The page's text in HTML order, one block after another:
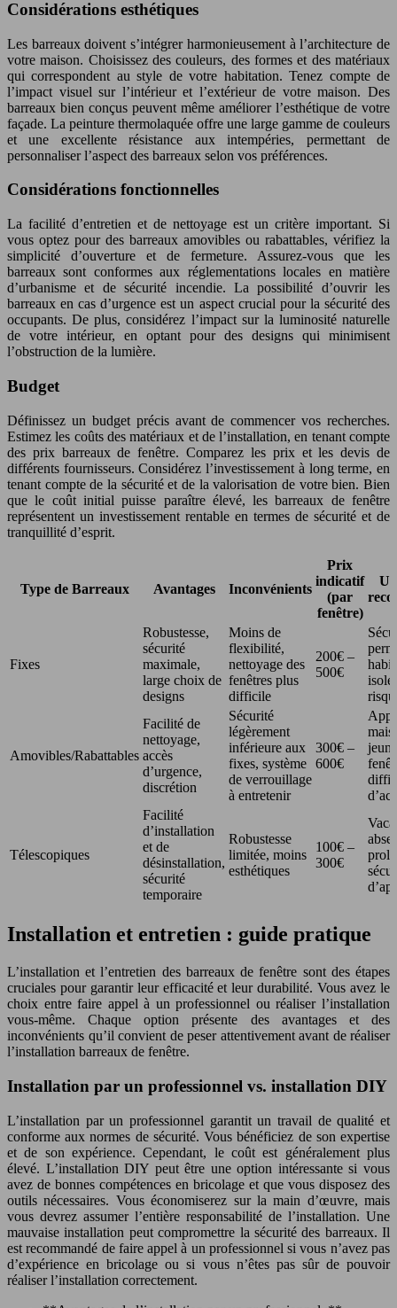
Considérations esthétiques
Les barreaux doivent s’intégrer harmonieusement à l’architecture de
votre maison. Choisissez des couleurs, des formes et des matériaux
qui correspondent au style de votre habitation. Tenez compte de
l’impact visuel sur l’intérieur et l’extérieur de votre maison. Des
barreaux bien conçus peuvent même améliorer l’esthétique de votre
façade. La peinture thermolaquée offre une large gamme de couleurs
et une excellente résistance aux intempéries, permettant de
personnaliser l’aspect des barreaux selon vos préférences.
Considérations fonctionnelles
La facilité d’entretien et de nettoyage est un critère important. Si
vous optez pour des barreaux amovibles ou rabattables, vérifiez la
simplicité d’ouverture et de fermeture. Assurez-vous que les
barreaux sont conformes aux réglementations locales en matière
d’urbanisme et de sécurité incendie. La possibilité d’ouvrir les
barreaux en cas d’urgence est un aspect crucial pour la sécurité des
occupants. De plus, considérez l’impact sur la luminosité naturelle
de votre intérieur, en optant pour des designs qui minimisent
l’obstruction de la lumière.
Budget
Définissez un budget précis avant de commencer vos recherches.
Estimez les coûts des matériaux et de l’installation, en tenant compte
des prix barreaux de fenêtre. Comparez les prix et les devis de
différents fournisseurs. Considérez l’investissement à long terme, en
tenant compte de la sécurité et de la valorisation de votre bien. Bien
que le coût initial puisse paraître élevé, les barreaux de fenêtre
représentent un investissement rentable en termes de sécurité et de
tranquillité d’esprit.
Type de Barreaux Avantages Inconvénients
Prix
indicatif
(par
fenêtre)
Fixes
Robustesse,
sécurité
maximale,
large choix de
designs
Moins de
flexibilité,
nettoyage des
fenêtres plus
difficile
200€ –
500€
Amovibles/Rabattables
Facilité de
nettoyage,
accès
d’urgence,
discrétion
Sécurité
légèrement
inférieure aux
fixes, système
de verrouillage
à entretenir
300€ –
600€
Télescopiques
Facilité
d’installation
et de
désinstallation,
sécurité
temporaire
Robustesse
limitée, moins
esthétiques
100€ –
300€
Installation et entretien : guide pratique
L’installation et l’entretien des barreaux de fenêtre sont des étapes
cruciales pour garantir leur efficacité et leur durabilité. Vous avez le
choix entre faire appel à un professionnel ou réaliser l’installation
vous-même. Chaque option présente des avantages et des
inconvénients qu’il convient de peser attentivement avant de réaliser
l’installation barreaux de fenêtre.
Installation par un professionnel vs. installation DIY
L’installation par un professionnel garantit un travail de qualité et
conforme aux normes de sécurité. Vous bénéficiez de son expertise
et de son expérience. Cependant, le coût est généralement plus
élevé. L’installation DIY peut être une option intéressante si vous
avez de bonnes compétences en bricolage et que vous disposez des
outils nécessaires. Vous économiserez sur la main d’œuvre, mais
vous devrez assumer l’entière responsabilité de l’installation. Une
mauvaise installation peut compromettre la sécurité des barreaux. Il
est recommandé de faire appel à un professionnel si vous n’avez pas
d’expérience en bricolage ou si vous n’êtes pas sûr de pouvoir
réaliser l’installation correctement.